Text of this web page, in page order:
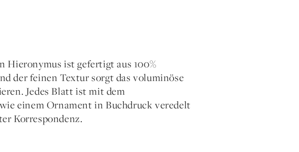
Hieronymus ist gefertigt aus 100%
der feinen Textur sorgt das voluminöse
Jedes Blatt ist mit dem
einem Ornament in Buchdruck veredelt
Korrespondenz.